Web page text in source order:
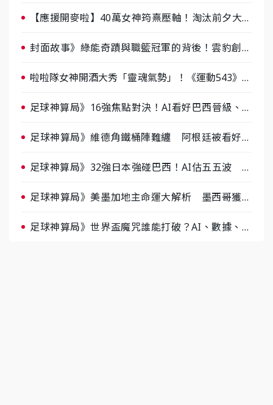
【應援開麥啦】40萬女神筠熹壓軸！淘汰前夕大混
封面故事》綠能奇蹟與職籃冠軍的背後！雲豹創辦
啦啦隊女神開酒大秀「靈魂氣勢」！《運動543》微
足球神算局》16強焦點對決！AI看好巴西晉級、數
足球神算局》維德角鐵桶陣難纏 阿根廷被看好下
足球神算局》32強日本強碰巴西！AI估五五波 牛
足球神算局》美墨加地主命運大解析 墨西哥獲數
足球神算局》世界盃魔咒誰能打破？AI、數據、塔